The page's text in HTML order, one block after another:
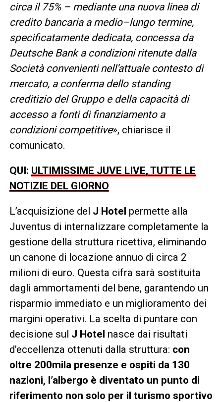
circa il 75% – mediante una nuova linea di
credito bancaria a medio–lungo termine,
specificatamente dedicata, concessa da
Deutsche Bank a condizioni ritenute dalla
Società convenienti nell’attuale contesto di
mercato, a conferma dello standing
creditizio del Gruppo e della capacità di
accesso a fonti di finanziamento a
condizioni competitive», chiarisce il
comunicato.
QUI: ULTIMISSIME JUVE LIVE, TUTTE LE
NOTIZIE DEL GIORNO
L’acquisizione del J Hotel permette alla
Juventus di internalizzare completamente la
gestione della struttura ricettiva, eliminando
un canone di locazione annuo di circa 2
milioni di euro. Questa cifra sarà sostituita
dagli ammortamenti del bene, garantendo un
risparmio immediato e un miglioramento dei
margini operativi. La scelta di puntare con
decisione sul J Hotel nasce dai risultati
d’eccellenza ottenuti dalla struttura: con
oltre 200mila presenze e ospiti da 130
nazioni, l’albergo è diventato un punto di
riferimento non solo per il turismo sportivo